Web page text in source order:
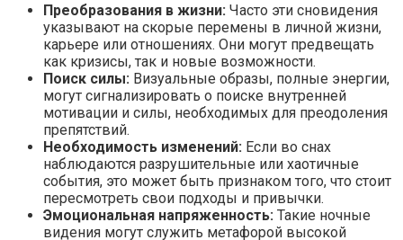
Преобразования в жизни: Часто эти сновидения
указывают на скорые перемены в личной жизни,
карьере или отношениях. Они могут предвещать
как кризисы, так и новые возможности.
Поиск силы: Визуальные образы, полные энергии,
могут сигнализировать о поиске внутренней
мотивации и силы, необходимых для преодоления
препятствий.
Необходимость изменений: Если во снах
наблюдаются разрушительные или хаотичные
события, это может быть признаком того, что стоит
пересмотреть свои подходы и привычки.
Эмоциональная напряженность: Такие ночные
видения могут служить метафорой высокой